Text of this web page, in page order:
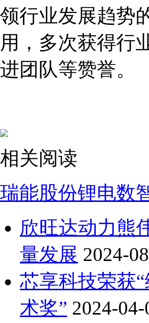
领行业发展趋势
用，多次获得行
进团队等赞誉。
相关阅读
瑞能股份锂电数
欣旺达动力熊
量发展 2024-
芯享科技荣获“
术奖” 2024-04-